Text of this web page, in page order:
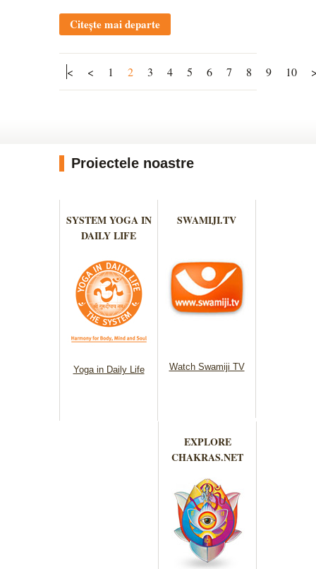
Citește mai departe
< < 1 2 3 4 5 6 7 8 9 10
Proiectele noastre
SYSTEM YOGA IN
DAILY LIFE
Yoga in Daily Life
SWAMIJI.TV
Watch Swamiji TV
EXPLORE
CHAKRAS.NET